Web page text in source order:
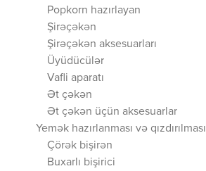
Popkorn hazırlayan
Şirəçəkən
Şirəçəkən aksesuarları
Üyüdücülər
Vafli aparatı
Ət çəkən
Ət çəkən üçün aksesuarlar
Yemək hazırlanması və qızdırılması
Çörək bişirən
Buxarlı bişirici